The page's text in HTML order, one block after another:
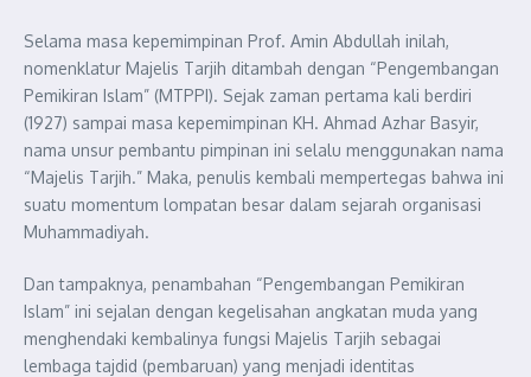
Selama masa kepemimpinan Prof. Amin Abdullah inilah,
nomenklatur Majelis Tarjih ditambah dengan “Pengembangan
Pemikiran Islam” (MTPPI). Sejak zaman pertama kali berdiri
(1927) sampai masa kepemimpinan KH. Ahmad Azhar Basyir,
nama unsur pembantu pimpinan ini selalu menggunakan nama
“Majelis Tarjih.” Maka, penulis kembali mempertegas bahwa ini
suatu momentum lompatan besar dalam sejarah organisasi
Muhammadiyah.
Dan tampaknya, penambahan “Pengembangan Pemikiran
Islam” ini sejalan dengan kegelisahan angkatan muda yang
menghendaki kembalinya fungsi Majelis Tarjih sebagai
lembaga tajdid (pembaruan) yang menjadi identitas